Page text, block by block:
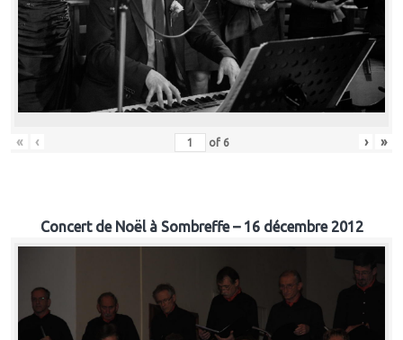
« ‹ of 6 › »
Concert de Noël à Sombreffe – 16 décembre 2012